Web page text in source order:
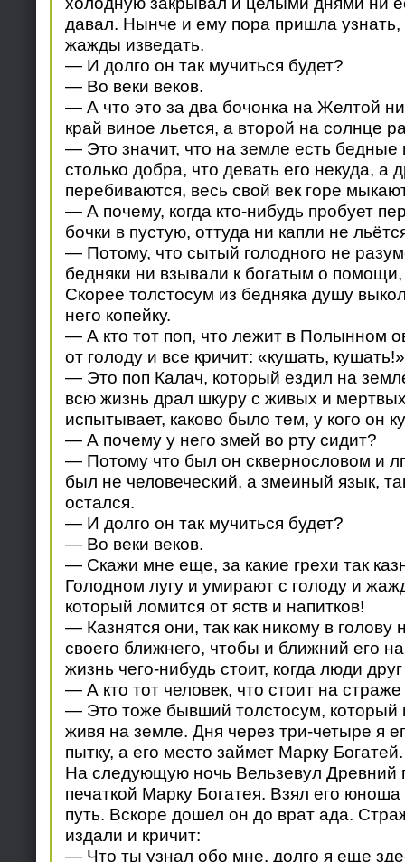
давал. Нынче и ему пора пришла
жажды изведать.
— И долго он так мучиться будет?
— Во веки веков.
— А что это за два бочонка на Желтой
край виное льется, а второй на солнце
— Это значит, что на земле есть бедные
столько добра, что девать его некуда, а
перебиваются, весь свой век горе
— А почему, когда кто-нибудь пробует
бочки в пустую, оттуда ни капли не
— Потому, что сытый голодного не
бедняки ни взывали к богатым о помощи,
Скорее толстосум из бедняка душу
него копейку.
— А кто тот поп, что лежит в Полынном
от голоду и все кричит: «кушать, кушать!»
— Это поп Калач, который ездил на
всю жизнь драл шкуру с живых и
испытывает, каково было тем, у кого он
— А почему у него змей во рту сидит?
— Потому что был он сквернословом и
был не человеческий, а змеиный язык,
остался.
— И долго он так мучиться будет?
— Во веки веков.
— Скажи мне еще, за какие грехи так
Голодном лугу и умирают с голоду и
который ломится от яств и напитков!
— Казнятся они, так как никому в голову
своего ближнего, чтобы и ближний его
жизнь чего-нибудь стоит, когда люди
— А кто тот человек, что стоит на
— Это тоже бывший толстосум, который
живя на земле. Дня через три-четыре я
пытку, а его место займет Марку Богатей.
На следующую ночь Вельзевул Древний
печаткой Марку Богатея. Взял его
путь. Вскоре дошел он до врат ада.
издали и кричит:
— Что ты узнал обо мне, долго я еще